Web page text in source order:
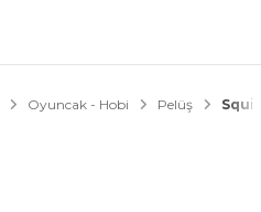
Oyuncak - Hobi Pelüş
1/3